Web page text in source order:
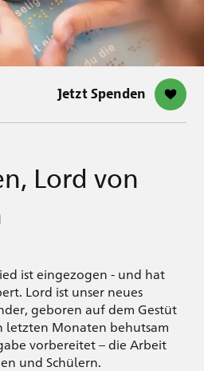
Jetzt Spenden
Lord von
ist eingezogen - und hat
Lord ist unser neues
geboren auf dem Gestüt
letzten Monaten behutsam
vorbereitet – die Arbeit
und Schülern.